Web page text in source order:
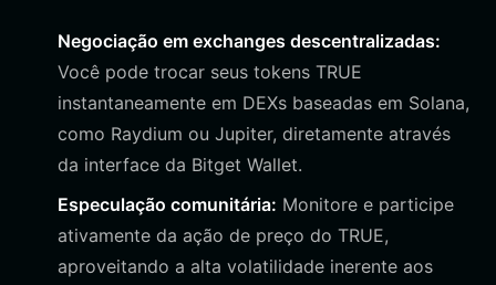
Negociação em exchanges descentralizadas:
Você pode trocar seus tokens TRUE
instantaneamente em DEXs baseadas em Solana,
como Raydium ou Jupiter, diretamente através
da interface da Bitget Wallet.
Especulação comunitária: Monitore e participe
ativamente da ação de preço do TRUE,
aproveitando a alta volatilidade inerente aos